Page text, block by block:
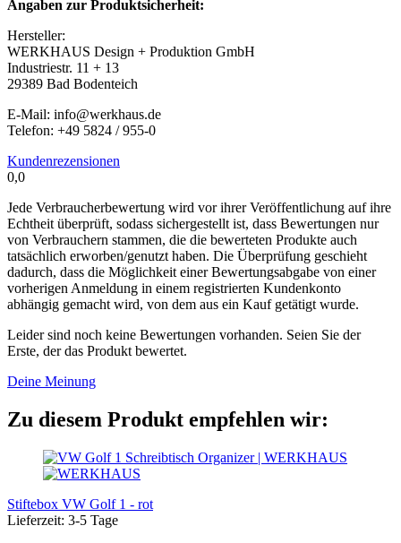
Angaben zur Produktsicherheit:
Hersteller:
WERKHAUS Design + Produktion GmbH
Industriestr. 11 + 13
29389 Bad Bodenteich
E-Mail: info@werkhaus.de
Telefon: +49 5824 / 955-0
Kundenrezensionen
0,0
Jede Verbraucherbewertung wird vor ihrer Veröffentlichung auf ihre
Echtheit überprüft, sodass sichergestellt ist, dass Bewertungen nur
von Verbrauchern stammen, die die bewerteten Produkte auch
tatsächlich erworben/genutzt haben. Die Überprüfung geschieht
dadurch, dass die Möglichkeit einer Bewertungsabgabe von einer
vorherigen Anmeldung in einem registrierten Kundenkonto
abhängig gemacht wird, von dem aus ein Kauf getätigt wurde.
Leider sind noch keine Bewertungen vorhanden. Seien Sie der
Erste, der das Produkt bewertet.
Deine Meinung
Zu diesem Produkt empfehlen wir:
Stiftebox VW Golf 1 - rot
Lieferzeit: 3-5 Tage